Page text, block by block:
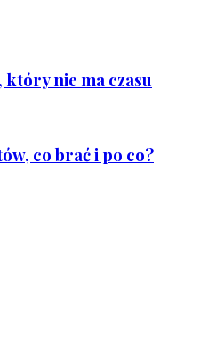
nie ma czasu
co brać i po co?